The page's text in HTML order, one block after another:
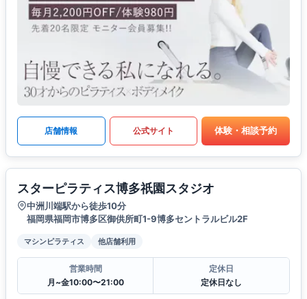
店舗情報 公式サイト 体験・相談予約
スターピラティス博多祇園スタジオ
中洲川端駅から徒歩10分
福岡県福岡市博多区御供所町1-9博多セントラルビル2F
マシンピラティス 他店舗利用
営業時間
月~金10:00〜21:00
定休日
定休日なし